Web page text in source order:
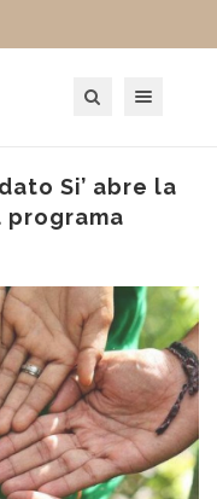
Si’ abre la
programa